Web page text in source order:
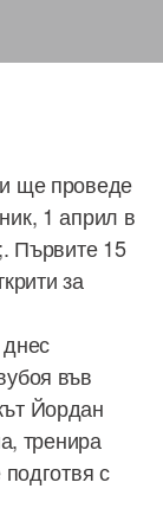
ще проведе
1 април в
Първите 15
за
във
Йордан
тренира
с